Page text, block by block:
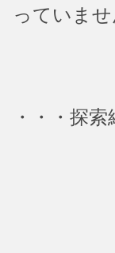
っていませ
・・・探索